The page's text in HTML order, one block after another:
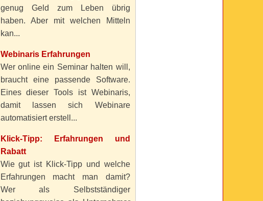
genug Geld zum Leben übrig
haben. Aber mit welchen Mitteln
kan...
Webinaris Erfahrungen
Wer online ein Seminar halten will,
braucht eine passende Software.
Eines dieser Tools ist Webinaris,
damit lassen sich Webinare
automatisiert erstell...
Klick-Tipp: Erfahrungen und
Rabatt
Wie gut ist Klick-Tipp und welche
Erfahrungen macht man damit?
Wer als Selbstständiger